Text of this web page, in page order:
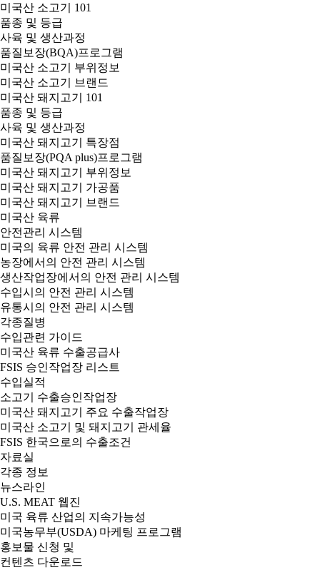
미국산 소고기 101
품종 및 등급
사육 및 생산과정
품질보장(BQA)프로그램
미국산 소고기 부위정보
미국산 소고기 브랜드
미국산 돼지고기 101
품종 및 등급
사육 및 생산과정
미국산 돼지고기 특장점
품질보장(PQA plus)프로그램
미국산 돼지고기 부위정보
미국산 돼지고기 가공품
미국산 돼지고기 브랜드
미국산 육류
안전관리 시스템
미국의 육류 안전 관리 시스템
농장에서의 안전 관리 시스템
생산작업장에서의 안전 관리 시스템
수입시의 안전 관리 시스템
유통시의 안전 관리 시스템
각종질병
수입관련 가이드
미국산 육류 수출공급사
FSIS 승인작업장 리스트
수입실적
소고기 수출승인작업장
미국산 돼지고기 주요 수출작업장
미국산 소고기 및 돼지고기 관세율
FSIS 한국으로의 수출조건
자료실
각종 정보
뉴스라인
U.S. MEAT 웹진
미국 육류 산업의 지속가능성
미국농무부(USDA) 마케팅 프로그램
홍보물 신청 및
컨텐츠 다운로드